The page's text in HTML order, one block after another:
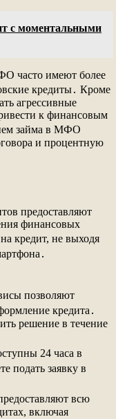
с моментальными
часто имеют более
кредиты․ Кроме
агрессивные
к финансовым
займа в МФО
и процентную
предоставляют
финансовых
кредит, не выходя
позволяют
кредита․
решение в течение
24 часа в
подать заявку в
всю
включая